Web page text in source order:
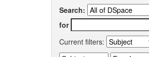
Search:
for
Current filters: